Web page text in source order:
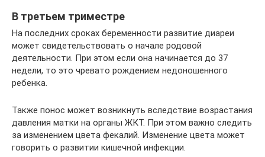
В третьем триместре
На последних сроках беременности развитие диареи
может свидетельствовать о начале родовой
деятельности. При этом если она начинается до 37
недели, то это чревато рождением недоношенного
ребенка.
Также понос может возникнуть вследствие возрастания
давления матки на органы ЖКТ. При этом важно следить
за изменением цвета фекалий. Изменение цвета может
говорить о развитии кишечной инфекции.